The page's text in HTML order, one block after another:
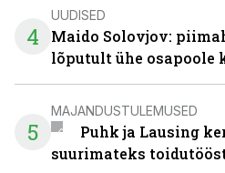
4
UUDISED
Maido Solovjov:
lõputult ühe osapoole
5
MAJANDUSTULEMUSED
Puhk ja Lausing
suurimateks